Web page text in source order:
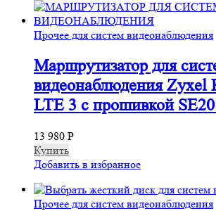
Прочее для систем видеонаблюдения
Маршрутизатор для
видеонаблюдения Zyxel
LTE 3 с прошивкой
13 980 Р
Купить
Добавить в избранное
Прочее для систем видеонаблюдения